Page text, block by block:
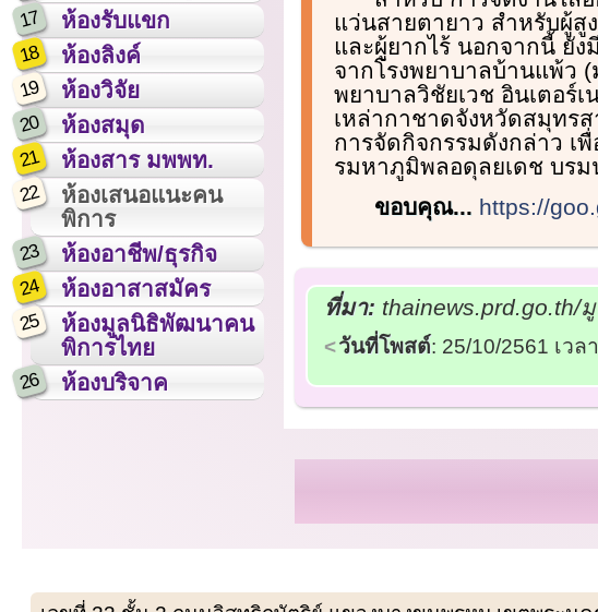
17 ห้องรับแขก
18 ห้องลิงค์
19 ห้องวิจัย
20 ห้องสมุด
21 ห้องสาร มพพท.
22
ห้องเสนอแนะคน
พิการ
23 ห้องอาชีพ/ธุรกิจ
24 ห้องอาสาสมัคร
25
ห้องมูลนิธิพัฒนาคน
พิการไทย
26 ห้องบริจาค
แว่นสายตายาว สำหรับผู้สู
และผู้ยากไร้ นอกจากนี้ ยั
จากโรงพยาบาลบ้านแพ้ว
พยาบาลวิชัยเวช อินเตอร์
เหล่ากาชาดจังหวัดสมุทร
การจัดกิจกรรมดังกล่าว เ
รมหาภูมิพลอดุลยเดช บร
ขอบคุณ... https://
ที่มา:
วันที่โพสต์: 25/10/2561 เวล